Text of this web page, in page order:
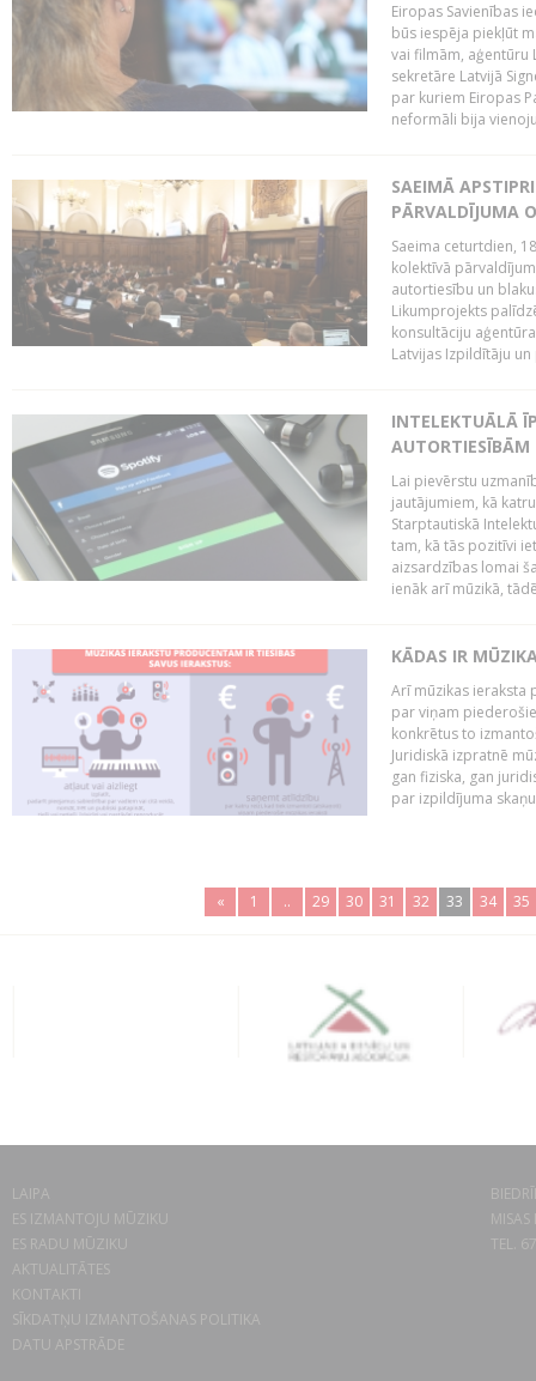
Eiropas Savienības
būs iespēja piekļūt
vai filmām, aģentūru
sekretāre Latvijā
par kuriem Eiropas
neformāli bija
SAEIMĀ
PĀRVALDĪJUMA
Saeima ceturtdien,
kolektīvā
autortiesību un
Likumprojekts
konsultāciju
Latvijas Izpildītāju
INTELEKTUĀLĀ
Lai pievērstu
jautājumiem, kā
Starptautiskā
tam, kā tās pozitīvi
aizsardzības lomai
ienāk arī mūzikā,
KĀDAS IR
Arī mūzikas ieraksta
par viņam
konkrētus to
Juridiskā izpratnē
gan fiziska, gan
par izpildījuma
« 1 .. 29 30 31 32 33 34 35
LAIPA
ES IZMANTOJU MŪZIKU
ES RADU MŪZIKU
AKTUALITĀTES
KONTAKTI
SĪKDATŅU IZMANTOŠANAS POLITIKA
DATU APSTRĀDE
TEL.